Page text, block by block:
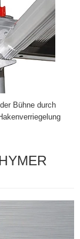
Bühne durch